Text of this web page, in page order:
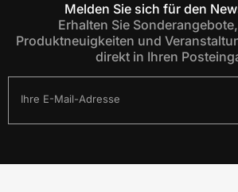
Melden Sie sich für den
Erhalten Sie
Produktneuigkeiten und
direkt in Ihren
Ihre E-Mail-Adresse